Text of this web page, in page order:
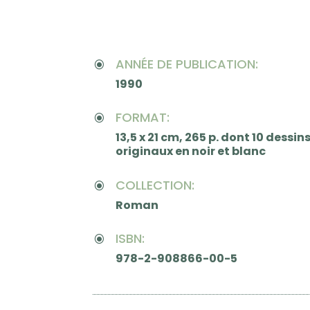
\ ANNÉE DE PUBLICATION:
1990
\ FORMAT:
13,5 x 21 cm, 265 p. dont 10 dessins
originaux en noir et blanc
\ COLLECTION:
Roman
\ ISBN:
978-2-908866-00-5